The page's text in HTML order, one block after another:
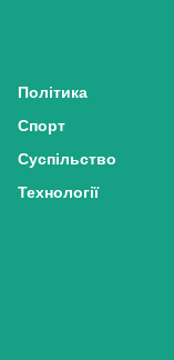
Політика
Спорт
Суспільство
Технології